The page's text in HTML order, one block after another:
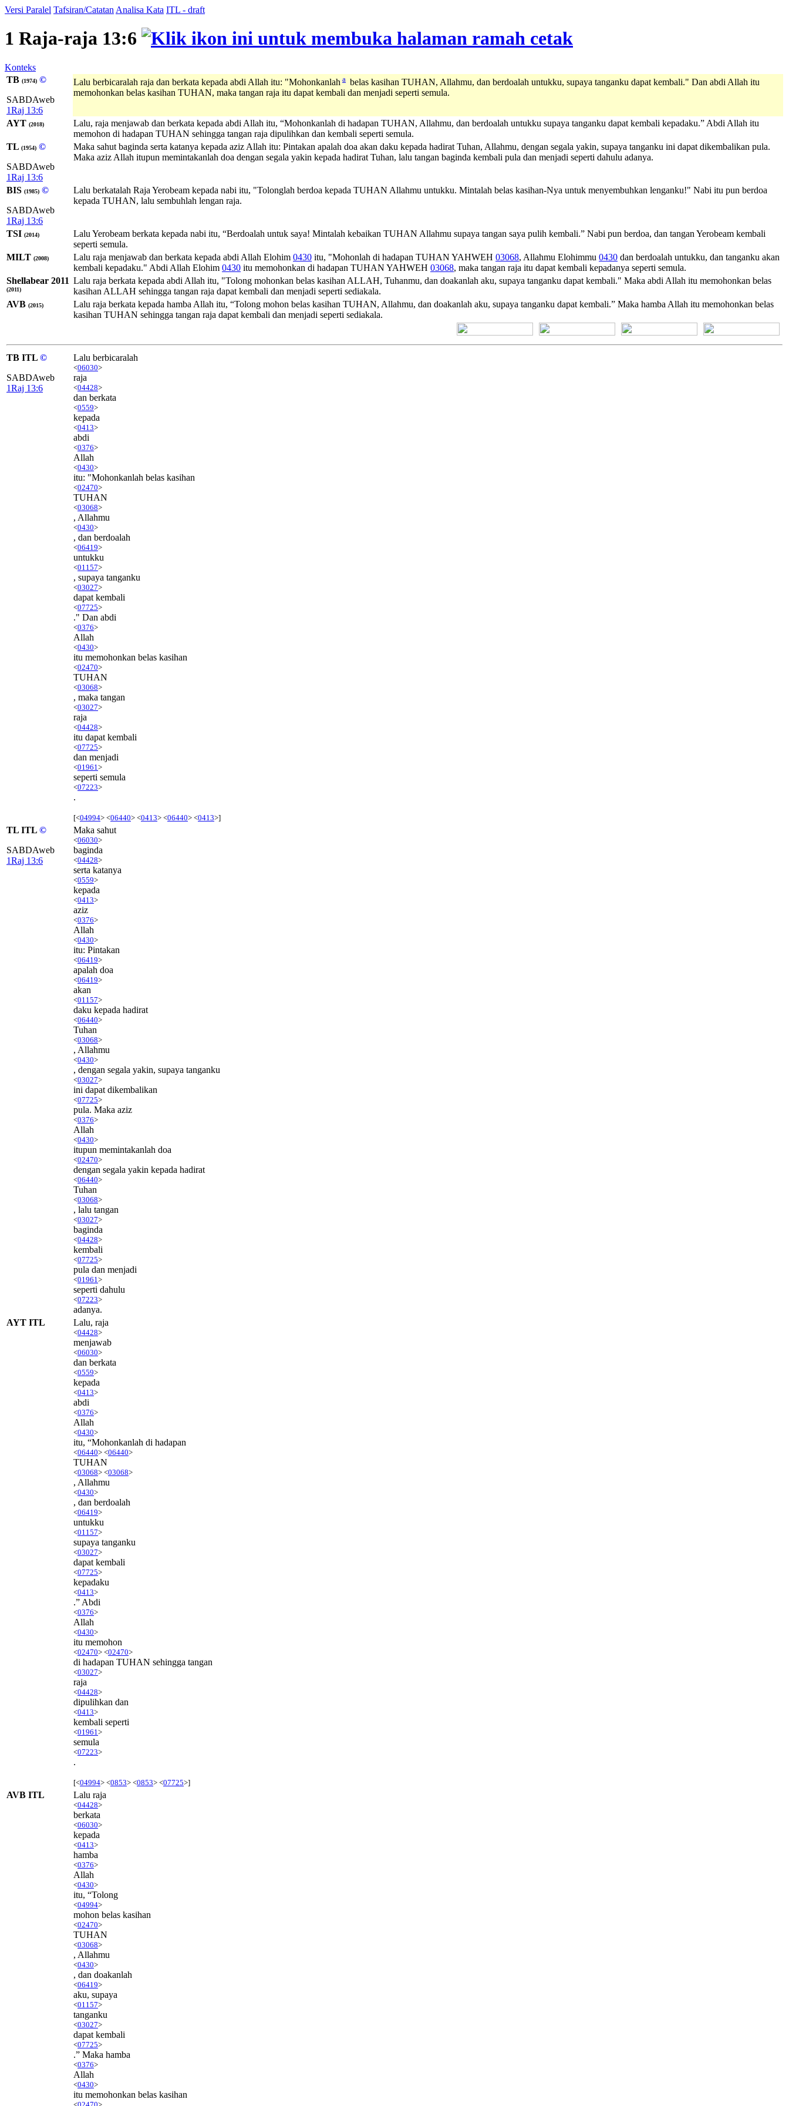
Versi Paralel Tafsiran/Catatan Analisa Kata ITL - draft
1 Raja-raja 13:6
Konteks
TB (1974) ©
SABDAweb
1Raj 13:6
Lalu berbicaralah raja dan berkata kepada abdi Allah itu: "Mohonkanlah a belas kasihan TUHAN, Allahmu, dan berdoalah untukku, supaya tanganku dapat kembali." Dan abdi Allah itu
memohonkan belas kasihan TUHAN, maka tangan raja itu dapat kembali dan menjadi seperti semula.
AYT (2018)
Lalu, raja menjawab dan berkata kepada abdi Allah itu, “Mohonkanlah di hadapan TUHAN, Allahmu, dan berdoalah untukku supaya tanganku dapat kembali kepadaku.” Abdi Allah itu
memohon di hadapan TUHAN sehingga tangan raja dipulihkan dan kembali seperti semula.
TL (1954) ©
SABDAweb
1Raj 13:6
Maka sahut baginda serta katanya kepada aziz Allah itu: Pintakan apalah doa akan daku kepada hadirat Tuhan, Allahmu, dengan segala yakin, supaya tanganku ini dapat dikembalikan pula.
Maka aziz Allah itupun memintakanlah doa dengan segala yakin kepada hadirat Tuhan, lalu tangan baginda kembali pula dan menjadi seperti dahulu adanya.
BIS (1985) ©
SABDAweb
1Raj 13:6
Lalu berkatalah Raja Yerobeam kepada nabi itu, "Tolonglah berdoa kepada TUHAN Allahmu untukku. Mintalah belas kasihan-Nya untuk menyembuhkan lenganku!" Nabi itu pun berdoa
kepada TUHAN, lalu sembuhlah lengan raja.
TSI (2014)
Lalu Yerobeam berkata kepada nabi itu, “Berdoalah untuk saya! Mintalah kebaikan TUHAN Allahmu supaya tangan saya pulih kembali.” Nabi pun berdoa, dan tangan Yerobeam kembali
seperti semula.
MILT (2008) Lalu raja menjawab dan berkata kepada abdi Allah Elohim 0430 itu, "Mohonlah di hadapan TUHAN YAHWEH 03068, Allahmu Elohimmu 0430 dan berdoalah untukku, dan tanganku akan
kembali kepadaku." Abdi Allah Elohim 0430 itu memohonkan di hadapan TUHAN YAHWEH 03068, maka tangan raja itu dapat kembali kepadanya seperti semula.
Shellabear 2011
(2011)
Lalu raja berkata kepada abdi Allah itu, "Tolong mohonkan belas kasihan ALLAH, Tuhanmu, dan doakanlah aku, supaya tanganku dapat kembali." Maka abdi Allah itu memohonkan belas
kasihan ALLAH sehingga tangan raja dapat kembali dan menjadi seperti sediakala.
AVB (2015)
Lalu raja berkata kepada hamba Allah itu, “Tolong mohon belas kasihan TUHAN, Allahmu, dan doakanlah aku, supaya tanganku dapat kembali.” Maka hamba Allah itu memohonkan belas
kasihan TUHAN sehingga tangan raja dapat kembali dan menjadi seperti sediakala.
TB ITL ©
SABDAweb
1Raj 13:6
Lalu berbicaralah
<06030>
raja
<04428>
dan berkata
<0559>
kepada
<0413>
abdi
<0376>
Allah
<0430>
itu: "Mohonkanlah belas kasihan
<02470>
TUHAN
<03068>
, Allahmu
<0430>
, dan berdoalah
<06419>
untukku
<01157>
, supaya tanganku
<03027>
dapat kembali
<07725>
." Dan abdi
<0376>
Allah
<0430>
itu memohonkan belas kasihan
<02470>
TUHAN
<03068>
, maka tangan
<03027>
raja
<04428>
itu dapat kembali
<07725>
dan menjadi
<01961 >
seperti semula
<07223>
.
[<04994> <06440> <0413> <06440> <0413>]
TL ITL ©
SABDAweb
1Raj 13:6
Maka sahut
<06030>
baginda
<04428>
serta katanya
<0559>
kepada
<0413>
aziz
<0376>
Allah
<0430>
itu: Pintakan
<06419>
apalah doa
<06419>
akan
<01157>
daku kepada hadirat
<06440>
Tuhan
<03068>
, Allahmu
<0430>
, dengan segala yakin, supaya tanganku
<03027>
ini dapat dikembalikan
<07725>
pula. Maka aziz
<0376>
Allah
<0430>
itupun memintakanlah doa
<02470>
dengan segala yakin kepada hadirat
<06440>
Tuhan
<03068>
, lalu tangan
<03027>
baginda
<04428>
kembali
<07725>
pula dan menjadi
<01961 >
seperti dahulu
<07223>
adanya.
AYT ITL
Lalu, raja
<04428>
menjawab
<06030>
dan berkata
<0559>
kepada
<0413>
abdi
<0376>
Allah
<0430>
itu, “Mohonkanlah di hadapan
<06440> <06440>
TUHAN
<03068> <03068>
, Allahmu
<0430>
, dan berdoalah
<06419>
untukku
<01157>
supaya tanganku
<03027>
dapat kembali
<07725>
kepadaku
<0413>
.” Abdi
<0376>
Allah
<0430>
itu memohon
<02470> <02470>
di hadapan TUHAN sehingga tangan
<03027>
raja
<04428>
dipulihkan dan
<0413>
kembali seperti
<01961 >
semula
<07223>
.
[<04994> <0853> <0853> <07725>]
AVB ITL Lalu raja
<04428>
berkata
<06030>
kepada
<0413>
hamba
<0376>
Allah
<0430>
itu, “Tolong
<04994>
mohon belas kasihan
<02470>
TUHAN
<03068>
, Allahmu
<0430>
, dan doakanlah
<06419>
aku, supaya
<01157>
tanganku
<03027>
dapat kembali
<07725>
.” Maka hamba
<0376>
Allah
<0430>
itu memohonkan belas kasihan